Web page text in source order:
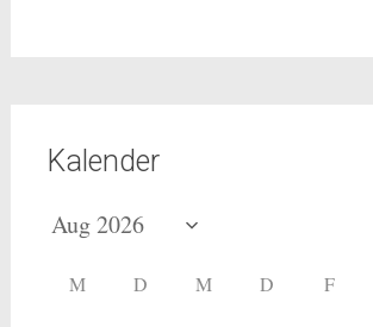
Kalender
M D M D F